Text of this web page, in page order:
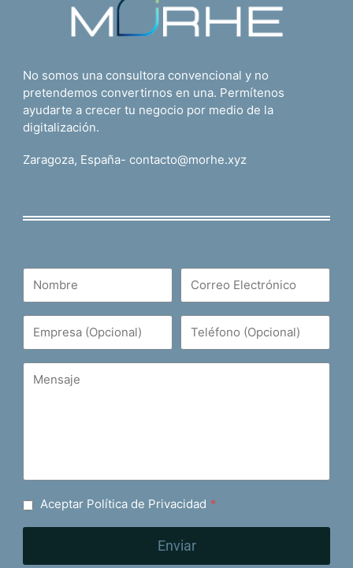
No somos una consultora convencional y no
pretendemos convertirnos en una. Permítenos
ayudarte a crecer tu negocio por medio de la
digitalización.
Zaragoza, España- contacto@morhe.xyz
Aceptar Política de Privacidad *
Enviar